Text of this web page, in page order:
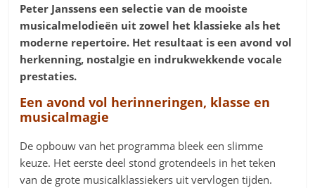
Peter Janssens een selectie van de mooiste
musicalmelodieën uit zowel het klassieke als het
moderne repertoire. Het resultaat is een avond vol
herkenning, nostalgie en indrukwekkende vocale
prestaties.
Een avond vol herinneringen, klasse en
musicalmagie
De opbouw van het programma bleek een slimme
keuze. Het eerste deel stond grotendeels in het teken
van de grote musicalklassiekers uit vervlogen tijden.